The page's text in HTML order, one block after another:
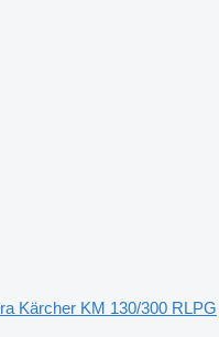
Kärcher KM 130/300 RLPG